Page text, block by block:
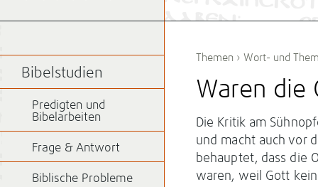
Themen › Wort- und
Waren die
Die Kritik am
und macht auch vor
behauptet, dass die
waren, weil Gott
Bibelstudien
Predigten und
Bibelarbeiten
Frage & Antwort
Biblische Probleme